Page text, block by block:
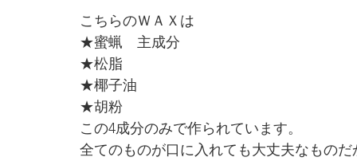
こちらのＷＡＸは
★蜜蝋　主成分
★松脂
★椰子油
★胡粉
この4成分のみで作られています。
全てのものが口に入れても大丈夫なもの